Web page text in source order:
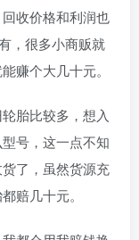
收价格和利润也
，很多小商贩就
赚个大几十元。
胎比较多，想入
号，这一点不知
了，虽然货源充
赔几十元。